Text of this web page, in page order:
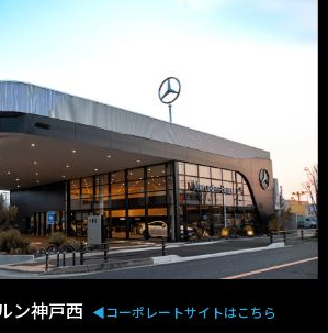
ン神戸西 ◀︎コーポレートサイトはこちら